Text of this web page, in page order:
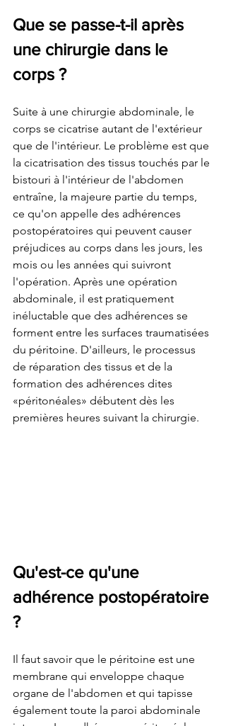
Que se passe-t-il après
une chirurgie dans le
corps ?
Suite à une chirurgie abdominale, le
corps se cicatrise autant de l'extérieur
que de l'intérieur. Le problème est que
la cicatrisation des tissus touchés par le
bistouri à l'intérieur de l'abdomen
entraîne, la majeure partie du temps,
ce qu'on appelle des adhérences
postopératoires qui peuvent causer
préjudices au corps dans les jours, les
mois ou les années qui suivront
l'opération. Après une opération
abdominale, il est pratiquement
inéluctable que des adhérences se
forment entre les surfaces traumatisées
du péritoine. D'ailleurs, le processus
de réparation des tissus et de la
formation des adhérences dites
«péritonéales» débutent dès les
premières heures suivant la chirurgie.
Qu'est-ce qu'une
adhérence postopératoire
?
Il faut savoir que le péritoine est une
membrane qui enveloppe chaque
organe de l'abdomen et qui tapisse
également toute la paroi abdominale